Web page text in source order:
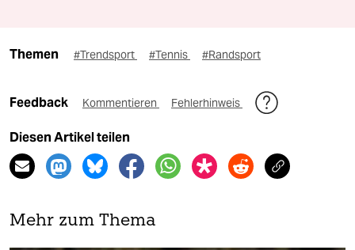
Themen #Trendsport #Tennis #Randsport
Feedback Kommentieren Fehlerhinweis
Diesen Artikel teilen
Mehr zum Thema